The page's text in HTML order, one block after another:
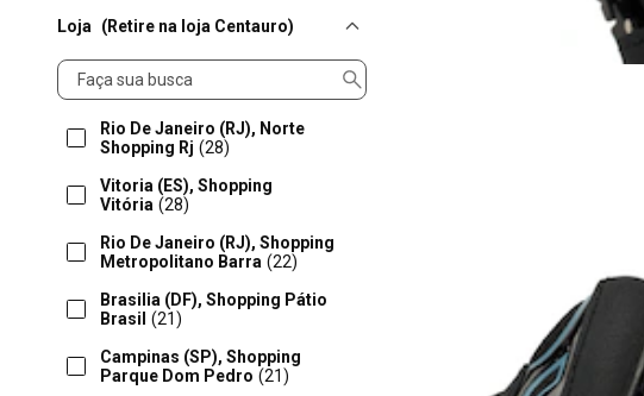
Loja (Retire na loja Centauro)
Loja
Rio De Janeiro (RJ), Norte
Shopping Rj (28)
Vitoria (ES), Shopping
Vitória (28)
Rio De Janeiro (RJ), Shopping
Metropolitano Barra (22)
Brasilia (DF), Shopping Pátio
Brasil (21)
Campinas (SP), Shopping
Parque Dom Pedro (21)